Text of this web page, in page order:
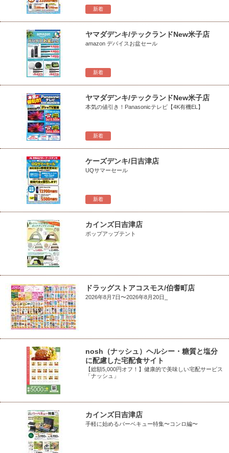
新着
新着
ヤマダデンキ/テックランドNew米子店
amazon デバイスお盆セール
新着
ヤマダデンキ/テックランドNew米子店
本気の値引き！Panasonicテレビ【4K有機EL】
新着
ケーズデンキ/日吉津店
UQサマーセール
カインズ日吉津店
ポップアップテント
ドラッグストアコスモス/伯耆町店
2026年8月7日〜2026年8月20日_
nosh（ナッシュ）ヘルシー・糖質と塩分
に配慮した宅配食サイト
【総額5,000円オフ！】健康的で美味しい宅配サービス
「ナッシュ」
カインズ日吉津店
手軽に始めるバーベキュー特集〜コンロ編〜